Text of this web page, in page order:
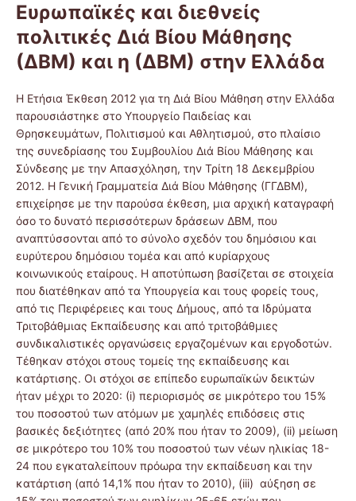
Ευρωπαϊκές και διεθνείς
πολιτικές Διά Βίου Μάθησης
(ΔΒΜ) και η (ΔΒΜ) στην Ελλάδα
Η Ετήσια Έκθεση 2012 για τη Διά Βίου Μάθηση στην Ελλάδα
παρουσιάστηκε στο Υπουργείο Παιδείας και
Θρησκευμάτων, Πολιτισμού και Αθλητισμού, στο πλαίσιο
της συνεδρίασης του Συμβουλίου Διά Βίου Μάθησης και
Σύνδεσης με την Απασχόληση, την Τρίτη 18 Δεκεμβρίου
2012. H Γενική Γραμματεία Διά Βίου Μάθησης (ΓΓΔΒΜ),
επιχείρησε με την παρούσα έκθεση, μια αρχική καταγραφή
όσο το δυνατό περισσότερων δράσεων ΔΒΜ, που
αναπτύσσονται από το σύνολο σχεδόν του δημόσιου και
ευρύτερου δημόσιου τομέα και από κυρίαρχους
κοινωνικούς εταίρους. Η αποτύπωση βασίζεται σε στοιχεία
που διατέθηκαν από τα Υπουργεία και τους φορείς τους,
από τις Περιφέρειες και τους Δήμους, από τα Ιδρύματα
Τριτοβάθμιας Εκπαίδευσης και από τριτοβάθμιες
συνδικαλιστικές οργανώσεις εργαζομένων και εργοδοτών.
Τέθηκαν στόχοι στους τομείς της εκπαίδευσης και
κατάρτισης. Οι στόχοι σε επίπεδο ευρωπαϊκών δεικτών
ήταν μέχρι το 2020: (i) περιορισμός σε μικρότερο του 15%
του ποσοστού των ατόμων με χαμηλές επιδόσεις στις
βασικές δεξιότητες (από 20% που ήταν το 2009), (ii) μείωση
σε μικρότερο του 10% του ποσοστού των νέων ηλικίας 18-
24 που εγκαταλείπουν πρόωρα την εκπαίδευση και την
κατάρτιση (από 14,1% που ήταν το 2010), (iii) αύξηση σε